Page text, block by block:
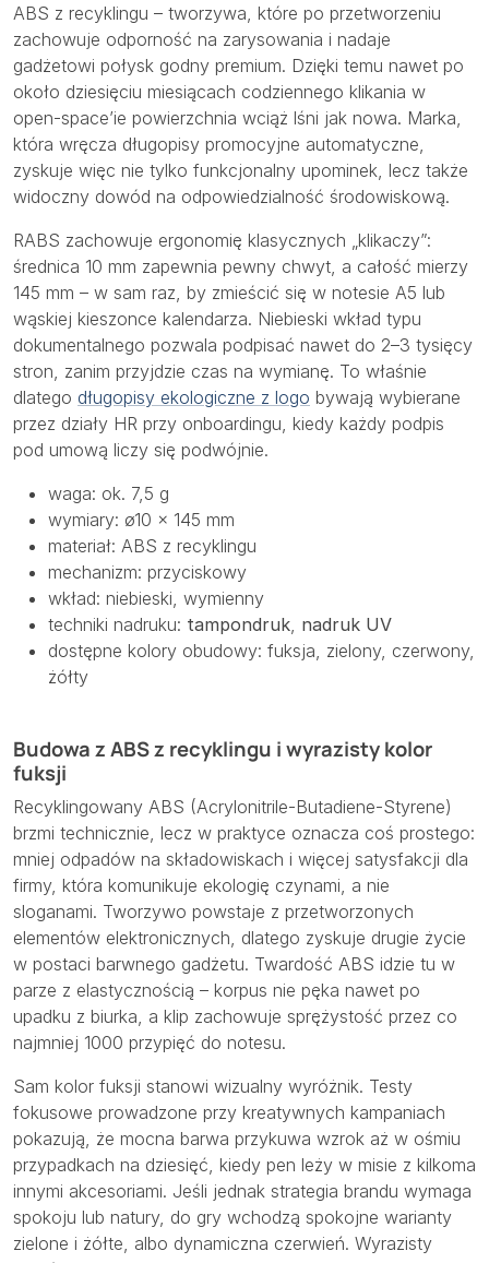
ABS z recyklingu – tworzywa, które po przetworzeniu
zachowuje odporność na zarysowania i nadaje
gadżetowi połysk godny premium. Dzięki temu nawet po
około dziesięciu miesiącach codziennego klikania w
open-space’ie powierzchnia wciąż lśni jak nowa. Marka,
która wręcza długopisy promocyjne automatyczne,
zyskuje więc nie tylko funkcjonalny upominek, lecz także
widoczny dowód na odpowiedzialność środowiskową.
RABS zachowuje ergonomię klasycznych „klikaczy”:
średnica 10 mm zapewnia pewny chwyt, a całość mierzy
145 mm – w sam raz, by zmieścić się w notesie A5 lub
wąskiej kieszonce kalendarza. Niebieski wkład typu
dokumentalnego pozwala podpisać nawet do 2–3 tysięcy
stron, zanim przyjdzie czas na wymianę. To właśnie
dlatego długopisy ekologiczne z logo bywają wybierane
przez działy HR przy onboardingu, kiedy każdy podpis
pod umową liczy się podwójnie.
waga: ok. 7,5 g
wymiary: ø10 × 145 mm
materiał: ABS z recyklingu
mechanizm: przyciskowy
wkład: niebieski, wymienny
techniki nadruku: tampondruk, nadruk UV
dostępne kolory obudowy: fuksja, zielony, czerwony,
żółty
Budowa z ABS z recyklingu i wyrazisty kolor
fuksji
Recyklingowany ABS (Acrylonitrile-Butadiene-Styrene)
brzmi technicznie, lecz w praktyce oznacza coś prostego:
mniej odpadów na składowiskach i więcej satysfakcji dla
firmy, która komunikuje ekologię czynami, a nie
sloganami. Tworzywo powstaje z przetworzonych
elementów elektronicznych, dlatego zyskuje drugie życie
w postaci barwnego gadżetu. Twardość ABS idzie tu w
parze z elastycznością – korpus nie pęka nawet po
upadku z biurka, a klip zachowuje sprężystość przez co
najmniej 1000 przypięć do notesu.
Sam kolor fuksji stanowi wizualny wyróżnik. Testy
fokusowe prowadzone przy kreatywnych kampaniach
pokazują, że mocna barwa przykuwa wzrok aż w ośmiu
przypadkach na dziesięć, kiedy pen leży w misie z kilkoma
innymi akcesoriami. Jeśli jednak strategia brandu wymaga
spokoju lub natury, do gry wchodzą spokojne warianty
zielone i żółte, albo dynamiczna czerwień. Wyrazisty